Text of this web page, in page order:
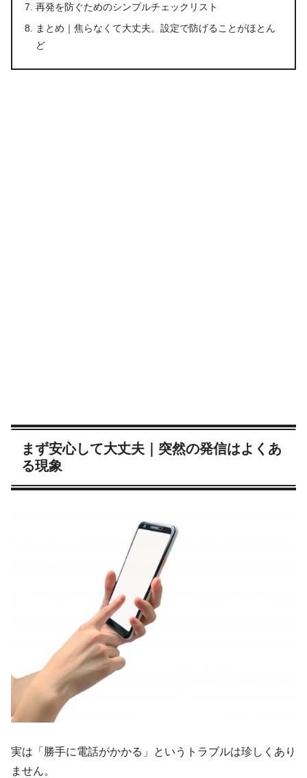
再発を防ぐためのシンプルチェックリスト
まとめ｜焦らなくて大丈夫。設定で防げることがほとん
ど
まず安心して大丈夫｜突然の発信はよくあ
る現象
実は「勝手に電話がかかる」というトラブルは珍しくあり
ません。